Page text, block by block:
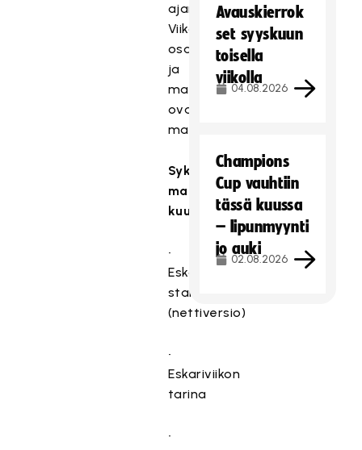
ajankohtana.
Viikolle
osallistuminen
ja
materiaalit
ovat
maksuttomia.
Syksyn
materiaalipakettiin
kuuluu:
•⁠
⁠Eskariviikon
starttipaketti
(nettiversio)
•⁠
⁠Eskariviikon
tarina
•⁠
Avauskierrok
set syyskuun
toisella
viikolla
04.08.2026
Champions
Cup vauhtiin
tässä kuussa
– lipunmyynti
jo auki
02.08.2026